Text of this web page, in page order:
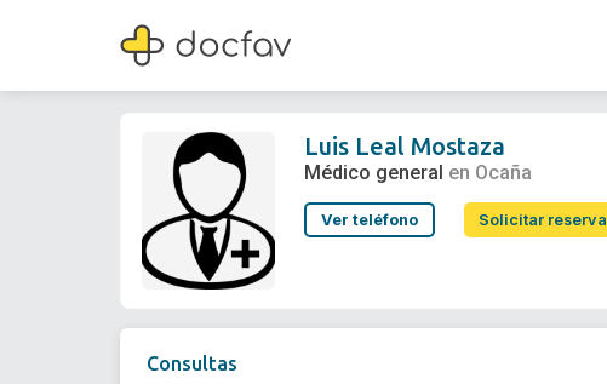
Luis Leal Mostaza
Médico general
Luis Leal Mostaza
Médico general en Ocaña
Ver teléfono Solicitar reserva
Consultas